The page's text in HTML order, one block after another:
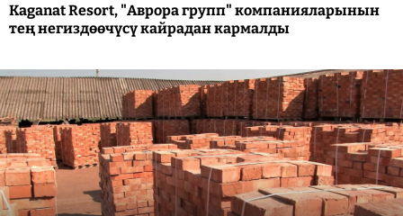
Kaganat Resort, "Аврора групп" компанияларынын
тең негиздөөчүсү кайрадан кармалды